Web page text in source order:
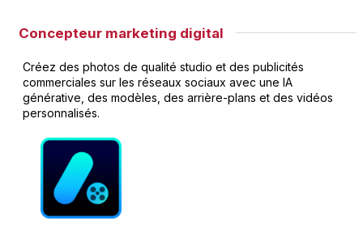
Concepteur marketing digital
Créez des photos de qualité studio et des publicités
commerciales sur les réseaux sociaux avec une IA
générative, des modèles, des arrière-plans et des vidéos
personnalisés.​